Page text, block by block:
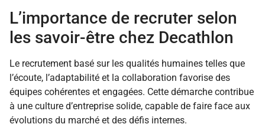
L’importance de recruter selon
les savoir-être chez Decathlon
Le recrutement basé sur les qualités humaines telles que
l’écoute, l’adaptabilité et la collaboration favorise des
équipes cohérentes et engagées. Cette démarche contribue
à une culture d’entreprise solide, capable de faire face aux
évolutions du marché et des défis internes.